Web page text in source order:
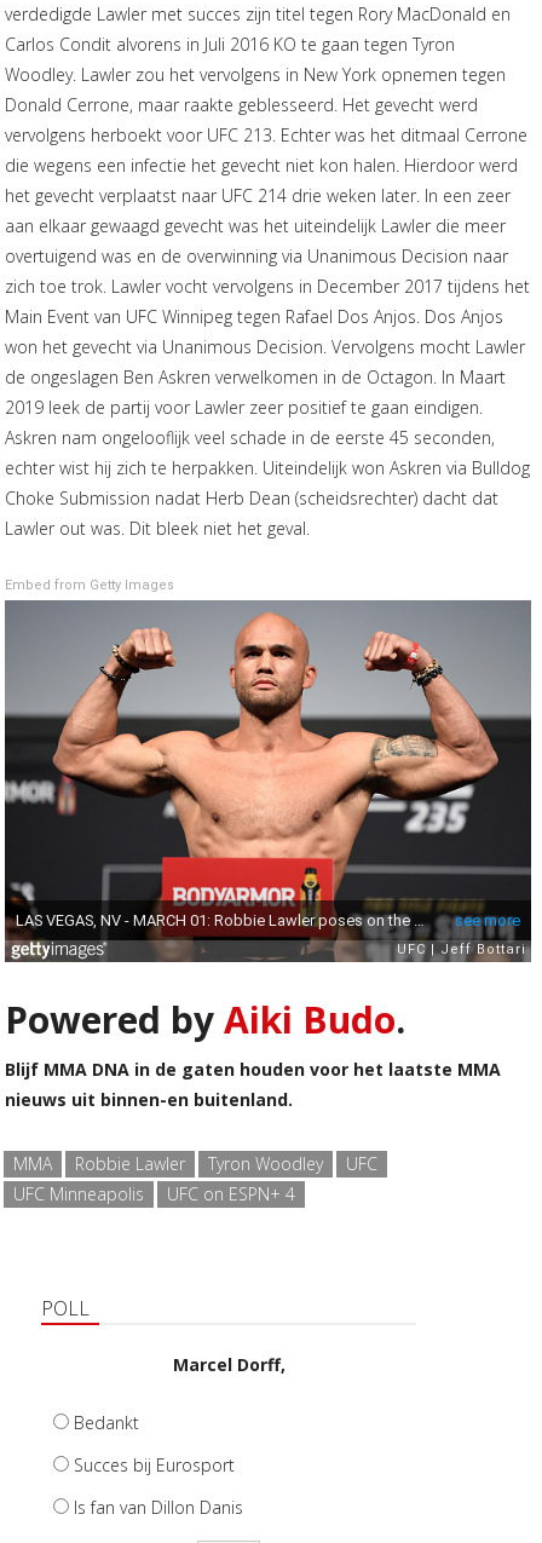
verdedigde Lawler met succes zijn titel tegen Rory MacDonald en
Carlos Condit alvorens in Juli 2016 KO te gaan tegen Tyron
Woodley. Lawler zou het vervolgens in New York opnemen tegen
Donald Cerrone, maar raakte geblesseerd. Het gevecht werd
vervolgens herboekt voor UFC 213. Echter was het ditmaal Cerrone
die wegens een infectie het gevecht niet kon halen. Hierdoor werd
het gevecht verplaatst naar UFC 214 drie weken later. In een zeer
aan elkaar gewaagd gevecht was het uiteindelijk Lawler die meer
overtuigend was en de overwinning via Unanimous Decision naar
zich toe trok. Lawler vocht vervolgens in December 2017 tijdens het
Main Event van UFC Winnipeg tegen Rafael Dos Anjos. Dos Anjos
won het gevecht via Unanimous Decision. Vervolgens mocht Lawler
de ongeslagen Ben Askren verwelkomen in de Octagon. In Maart
2019 leek de partij voor Lawler zeer positief te gaan eindigen.
Askren nam ongelooflijk veel schade in de eerste 45 seconden,
echter wist hij zich te herpakken. Uiteindelijk won Askren via Bulldog
Choke Submission nadat Herb Dean (scheidsrechter) dacht dat
Lawler out was. Dit bleek niet het geval.
Embed from Getty Images
Powered byAiki Budo.
Blijf MMA DNA in de gaten houden voor het laatste MMA
nieuws uit binnen-en buitenland.
MMA Robbie Lawler Tyron Woodley
UFC
UFC Minneapolis
UFC on ESPN+ 4
POLL
Marcel Dorff,
Bedankt
Succes bij Eurosport
Is fan van Dillon Danis